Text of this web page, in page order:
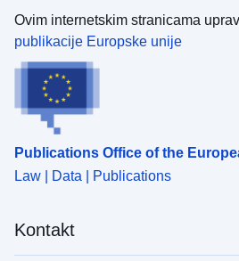
Ovim internetskim stranicama
publikacije Europske unije
Publications Office of the
Law | Data | Publications
Kontakt